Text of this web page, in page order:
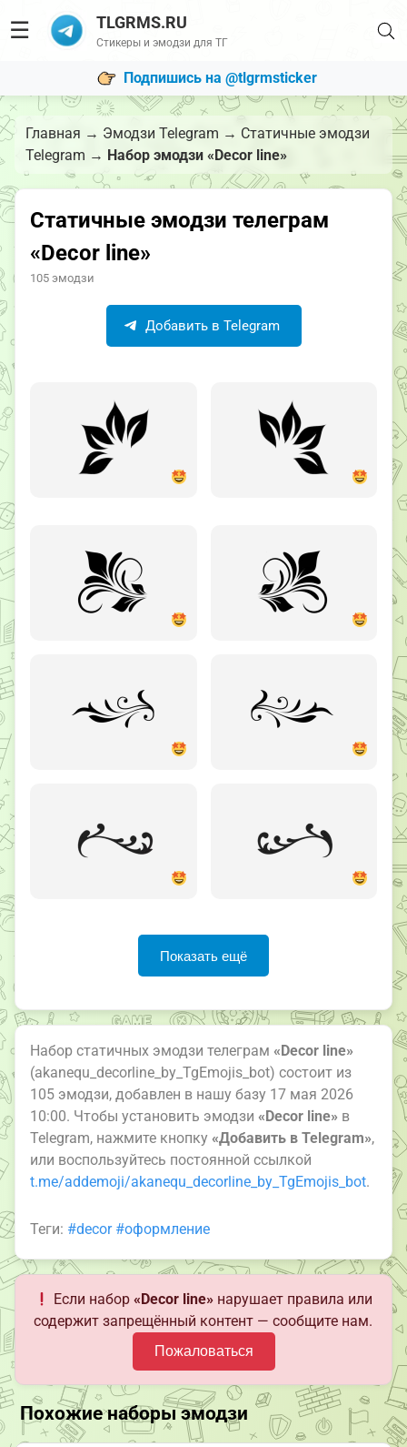
☰ TLGRMS.RU
Стикеры и эмодзи для ТГ
Подпишись на @tlgrmsticker
Главная → Эмодзи Telegram → Статичные эмодзи
Telegram → Набор эмодзи «Decor line»
Статичные эмодзи телеграм
«Decor line»
105 эмодзи
Добавить в Telegram
Показать ещё
Набор статичных эмодзи телеграм «Decor line»
(akanequ_decorline_by_TgEmojis_bot) состоит из
105 эмодзи, добавлен в нашу базу 17 мая 2026
10:00. Чтобы установить эмодзи «Decor line» в
Telegram, нажмите кнопку «Добавить в Telegram»,
или воспользуйтесь постоянной ссылкой
t.me/addemoji/akanequ_decorline_by_TgEmojis_bot.
Теги: #decor #оформление
Если набор«Decor line» нарушает правила или
содержит запрещённый контент — сообщите нам.
Пожаловаться
Похожие наборы эмодзи